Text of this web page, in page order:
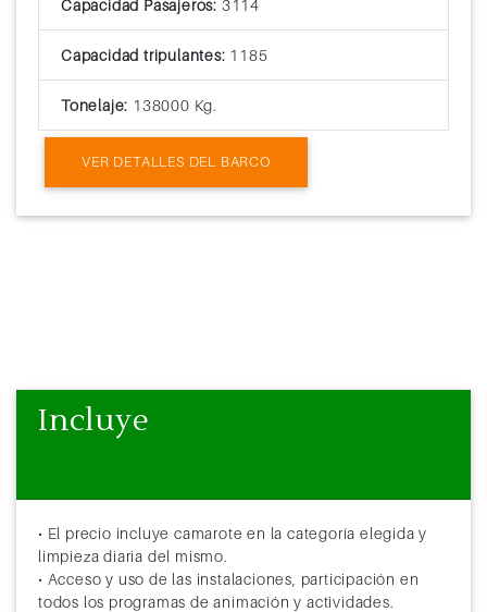
Capacidad Pasajeros: 3114
Capacidad tripulantes: 1185
Tonelaje: 138000 Kg.
VER DETALLES DEL BARCO
Incluye
• El precio incluye camarote en la categoría elegida y
limpieza diaria del mismo.
• Acceso y uso de las instalaciones, participación en
todos los programas de animación y actividades.